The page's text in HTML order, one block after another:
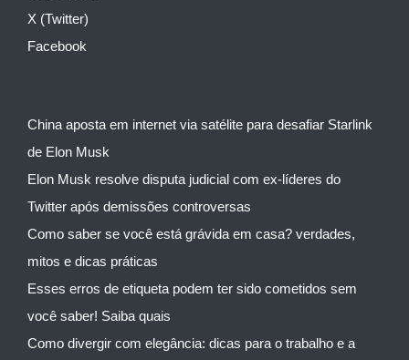
X (Twitter)
Facebook
China aposta em internet via satélite para desafiar Starlink
de Elon Musk
Elon Musk resolve disputa judicial com ex-líderes do
Twitter após demissões controversas
Como saber se você está grávida em casa? verdades,
mitos e dicas práticas
Esses erros de etiqueta podem ter sido cometidos sem
você saber! Saiba quais
Como divergir com elegância: dicas para o trabalho e a